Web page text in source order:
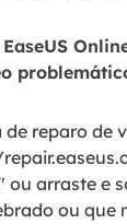
de reparo de
ou arraste e
ou que